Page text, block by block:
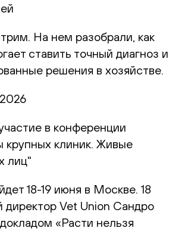
На нем разобрали, как
ставить точный диагноз и
решения в хозяйстве.
в конференции
крупных клиник. Живые
лиц"
18-19 июня в Москве. 18
директор Vet Union Сандро
«Расти нельзя